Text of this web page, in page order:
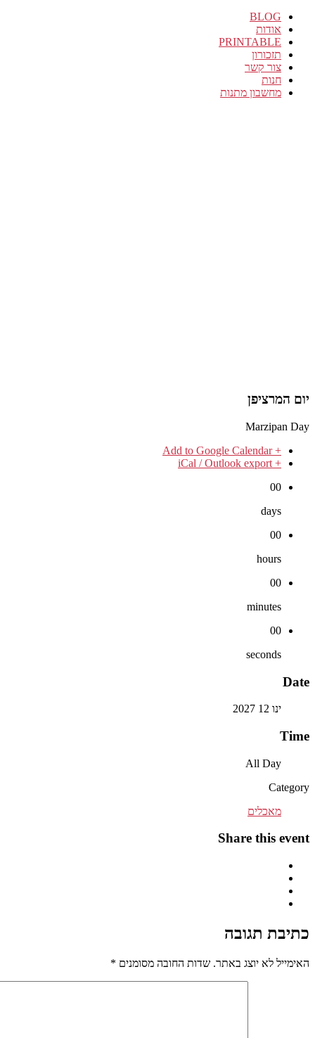
BLOG
אודות
PRINTABLE
תזכורון
צור קשר
חנות
מחשבון מתנות
יום המרציפן
Marzipan Day
+ Add to Google Calendar
+ iCal / Outlook export
00
days
00
hours
00
minutes
00
seconds
Date
ינו 12 2027
Time
All Day
Category
מאכלים
Share this event
כתיבת תגובה
האימייל לא יוצג באתר. שדות החובה מסומנים *